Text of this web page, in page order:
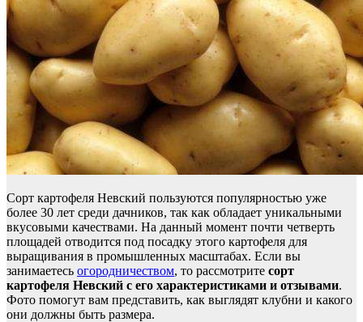
Сорт картофеля Невский пользуются популярностью уже
более 30 лет среди дачников, так как обладает уникальными
вкусовыми качествами. На данный момент почти четверть
площадей отводится под посадку этого картофеля для
выращивания в промышленных масштабах. Если вы
занимаетесь огородничеством, то рассмотрите сорт
картофеля Невский с его характеристиками и отзывами.
Фото помогут вам представить, как выглядят клубни и какого
они должны быть размера.